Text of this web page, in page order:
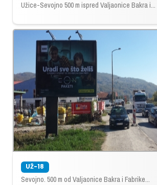
Užice-Sevojno 500 m ispred Valjaonice Bakra i...
UŽ-18
Sevojno. 500 m od Valjaonice Bakra i Fabrike...